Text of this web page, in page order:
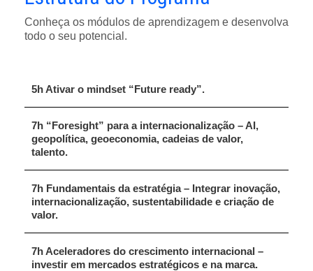
Conheça os módulos de aprendizagem e desenvolva
todo o seu potencial.
5h Ativar o mindset “Future ready”.
7h “Foresight” para a internacionalização – AI,
geopolítica, geoeconomia, cadeias de valor,
talento.
7h Fundamentais da estratégia – Integrar inovação,
internacionalização, sustentabilidade e criação de
valor.
7h Aceleradores do crescimento internacional –
investir em mercados estratégicos e na marca.